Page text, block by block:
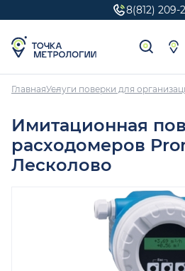
8(812) 209-
ГлавнаяУслуги поверки для
Имитационная
расходомеров
Лесколово